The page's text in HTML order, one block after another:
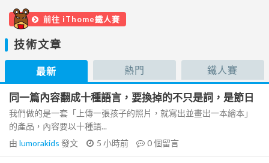
前往 iThome鐵人賽
技術文章
最新 熱門 鐵人賽
同一篇內容翻成十種語言，要換掉的不只是詞，是節日
我們做的是一套「上傳一張孩子的照片，就寫出並畫出一本繪本」
的產品，內容要以十種語...
由 lumorakids 發文 5 小時前 0個留言